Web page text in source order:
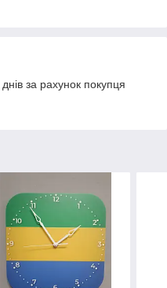
за рахунок покупця